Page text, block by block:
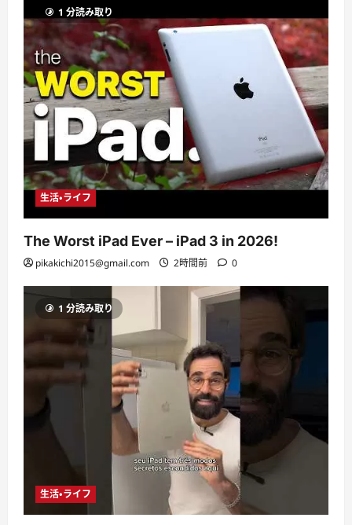
1 分読み取り
生活・ライフ
The Worst iPad Ever – iPad 3 in 2026!
pikakichi2015@gmail.com 2時間前 0
1 分読み取り
生活・ライフ